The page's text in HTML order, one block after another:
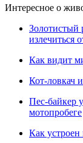
Интересное о
Золотистый
излечиться
Как видит
Кот-ловкач
Пес-байкер
мотопробеге
Как устроен